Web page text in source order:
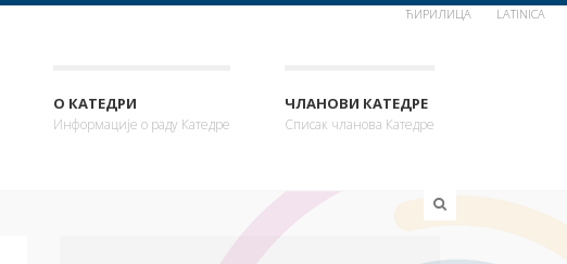
ЋИРИЛИЦА LATINICA
О КАТЕДРИ
Информације о раду Катедре
ЧЛАНОВИ КАТЕДРЕ
Списак чланова Катедре